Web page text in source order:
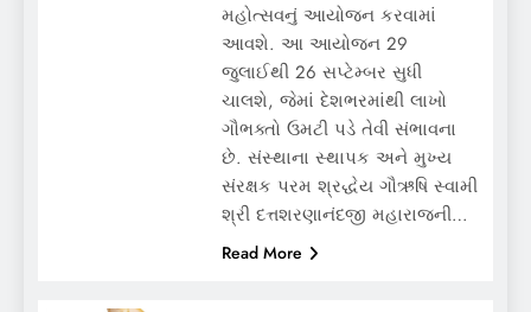
મહોત્સવનું આયોજન કરવામાં
આવશે. આ આયોજન 29
જુલાઈથી 26 સપ્ટેમ્બર સુધી
ચાલશે, જેમાં દેશભરમાંથી લાખો
ગૌભક્તો ઉમટી પડે તેવી સંભાવના
છે. સંસ્થાના સ્થાપક અને મુખ્ય
સંરક્ષક પરમ શ્રદ્ધેય ગૌઋષિ સ્વામી
શ્રી દત્તશરણાનંદજી મહારાજની…
Read More